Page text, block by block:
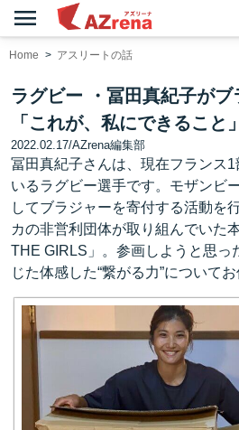
menu
Home アスリートの話
ラグビー ・冨田真紀子が
「これが、私にできること」
2022.02.17/AZrena編集部
冨田真紀子さんは、現在フランス
いるラグビー選手です。モザンビ
してブラジャーを寄付する活動を
カの非営利団体が取り組んでいた
THE GIRLS」。参画しようと思っ
じた体感した“繋がる力”についてお